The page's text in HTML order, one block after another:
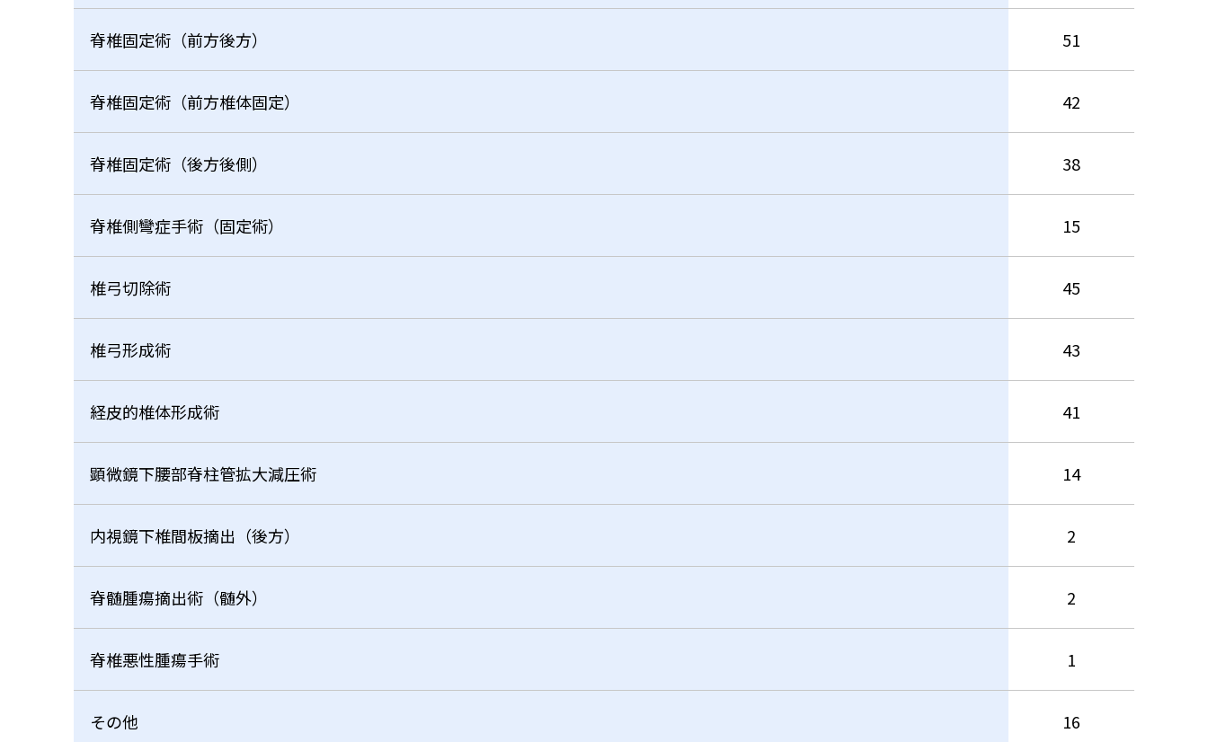
脊椎固定術（前方後方） 51
脊椎固定術（前方椎体固定） 42
脊椎固定術（後方後側） 38
脊椎側彎症手術（固定術） 15
椎弓切除術 45
椎弓形成術 43
経皮的椎体形成術 41
顕微鏡下腰部脊柱管拡大減圧術 14
内視鏡下椎間板摘出（後方） 2
脊髄腫瘍摘出術（髄外） 2
脊椎悪性腫瘍手術 1
その他 16